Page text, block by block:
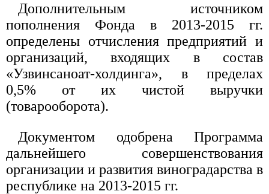
Дополнительным источником
пополнения Фонда в 2013-2015 гг.
определены отчисления предприятий и
организаций, входящих в состав
«Узвинсаноат-холдинга», в пределах
0,5% от их чистой выручки
(товарооборота).
Документом одобрена Программа
дальнейшего совершенствования
организации и развития виноградарства в
республике на 2013-2015 гг.